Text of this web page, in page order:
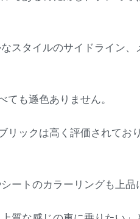
スタイルのサイドライン
も遜色ありません。
ックは高く評価されてお
ートのカラーリングも上品